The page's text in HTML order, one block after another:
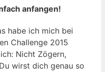
anfangen!
habe ich mich bei
Challenge 2015
Nicht Zögern,
wirst dich genau so